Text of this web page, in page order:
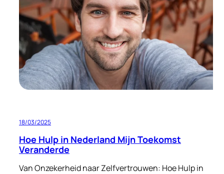
18/03/2025
Hoe Hulp in Nederland Mijn Toekomst
Veranderde
Van Onzekerheid naar Zelfvertrouwen: Hoe Hulp in